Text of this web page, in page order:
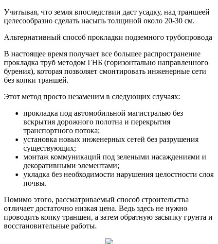
Учитывая, что земля впоследствии даст усадку, над траншеей
целесообразно сделать насыпь толщиной около 20-30 см.
Альтернативный способ прокладки подземного трубопровода
В настоящее время получает все большее распространение
прокладка труб методом ГНБ (горизонтально направленного
бурения), которая позволяет смонтировать инженерные сети
без копки траншей.
Этот метод просто незаменим в следующих случаях:
прокладка под автомобильной магистралью без
вскрытия дорожного полотна и перекрытия
транспортного потока;
установка новых инженерных сетей без разрушения
существующих;
монтаж коммуникаций под зелеными насаждениями и
декоративными элементами;
укладка без необходимости нарушения целостности слоя
почвы.
Помимо этого, рассматриваемый способ строительства
отличает достаточно низкая цена. Ведь здесь не нужно
проводить копку траншеи, а затем обратную засыпку грунта и
восстановительные работы.